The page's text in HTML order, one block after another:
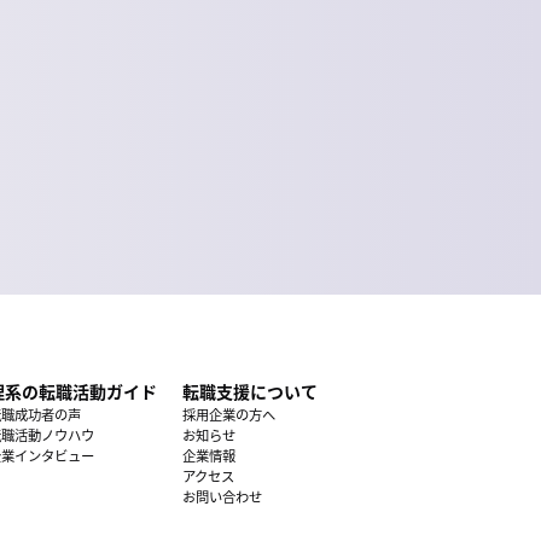
系の転職活動ガイド
成功者の声
活動ノウハウ
インタビュー
転職支援について
採用企業の方へ
お知らせ
企業情報
アクセス
お問い合わせ